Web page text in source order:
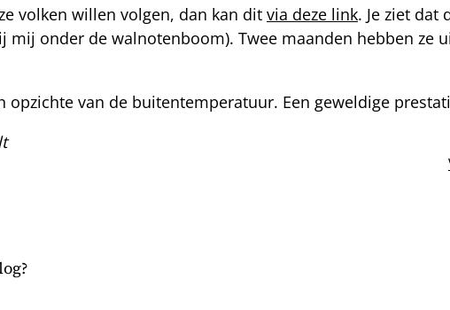
volken willen volgen, dan kan dit via deze link. Je ziet dat
onder de walnotenboom). Twee maanden hebben ze
van de buitentemperatuur. Een geweldige